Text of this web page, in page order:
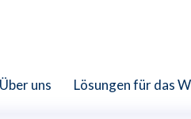
Über uns Lösungen für das